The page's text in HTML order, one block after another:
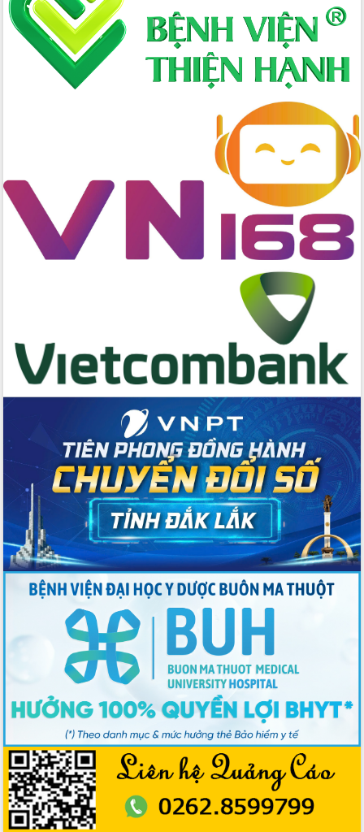
Tập huấn nâng cao năng lực triển khai
chuyển đổi số cho cán bộ, công chức
cấp xã
Đắk Lắk phát động hưởng ứng Ngày
Quyền của người tiêu dùng Việt Nam
Lương Văn Chánh năm 2026
Phó Bí thư Tỉnh ủy Đắk Lắk Đỗ Hữu
Huy giữ chức Bí thư Đảng ủy Ủy Ban
Nhân dân tỉnh
Bệnh án điện tử thúc đẩy chuyển đổi
chức diễn tập trước ngày bầu cử
Chương trình “Gặp gỡ hữu nghị –
Friendship Meeting New Year 2026”
Bầu cử Quốc hội và HĐND: Cử tri Đắk
Lắk gửi gắm niềm tin, kỳ vọng vào lá
phiếu
Đắk Lắk sẵn sàng các điều kiện cho
Ngày hội bầu cử đại biểu Quốc hội
khóa XVI và HĐND các cấp nhiệm kỳ
2026-2031
Đảm bảo cuộc bầu cử đại biểu Quốc
hội và đại biểu HĐND các cấp diễn ra
an toàn, hiệu quả, đúng quy định
Thủ tướng Chính phủ Phạm Minh Chính
kiểm tra, chỉ đạo hoàn thành các dự
án cao tốc và thăm khu tái định cư tại
Sôi nổi Hội đua ngựa truyền thống Gò
Thì Thùng mừng Xuân Bính Ngọ 2026
Lãnh đạo tỉnh dâng hương tưởng niệm
tại Đập Đồng Cam đầu Xuân Bính Ngọ
Ngành nông nghiệp phấn đấu tăng
trưởng đạt 5,86% trong năm 2026
UBND tỉnh Đắk Lắk triển khai công tác
quốc phòng, quân sự địa phương năm
2026
Đắk Lắk tập trung toàn lực khắc phục
tồn tại IUU, sẵn sàng làm việc với